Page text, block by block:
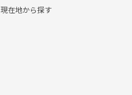
現在地から探す